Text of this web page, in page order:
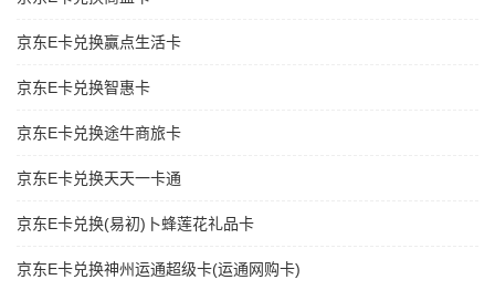
京东E卡兑换赢点生活卡
京东E卡兑换智惠卡
京东E卡兑换途牛商旅卡
京东E卡兑换天天一卡通
京东E卡兑换(易初)卜蜂莲花礼品卡
京东E卡兑换神州运通超级卡(运通网购卡)